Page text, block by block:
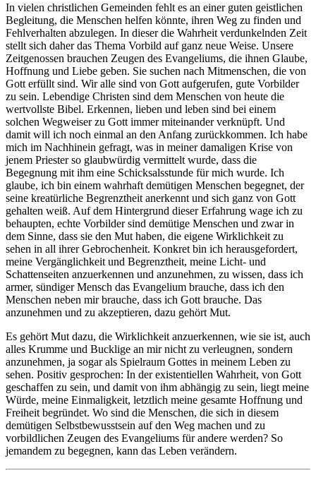
In vielen christlichen Gemeinden fehlt es an einer guten geistlichen
Begleitung, die Menschen helfen könnte, ihren Weg zu finden und
Fehlverhalten abzulegen. In dieser die Wahrheit verdunkelnden Zeit
stellt sich daher das Thema Vorbild auf ganz neue Weise. Unsere
Zeitgenossen brauchen Zeugen des Evangeliums, die ihnen Glaube,
Hoffnung und Liebe geben. Sie suchen nach Mitmenschen, die von
Gott erfüllt sind. Wir alle sind von Gott aufgerufen, gute Vorbilder
zu sein. Lebendige Christen sind dem Menschen von heute die
wertvollste Bibel. Erkennen, lieben und leben sind bei einem
solchen Wegweiser zu Gott immer miteinander verknüpft. Und
damit will ich noch einmal an den Anfang zurückkommen. Ich habe
mich im Nachhinein gefragt, was in meiner damaligen Krise von
jenem Priester so glaubwürdig vermittelt wurde, dass die
Begegnung mit ihm eine Schicksalsstunde für mich wurde. Ich
glaube, ich bin einem wahrhaft demütigen Menschen begegnet, der
seine kreatürliche Begrenztheit anerkennt und sich ganz von Gott
gehalten weiß. Auf dem Hintergrund dieser Erfahrung wage ich zu
behaupten, echte Vorbilder sind demütige Menschen und zwar in
dem Sinne, dass sie den Mut haben, die eigene Wirklichkeit zu
sehen in all ihrer Gebrochenheit. Konkret bin ich herausgefordert,
meine Vergänglichkeit und Begrenztheit, meine Licht- und
Schattenseiten anzuerkennen und anzunehmen, zu wissen, dass ich
armer, sündiger Mensch das Evangelium brauche, dass ich den
Menschen neben mir brauche, dass ich Gott brauche. Das
anzunehmen und zu akzeptieren, dazu gehört Mut.
Es gehört Mut dazu, die Wirklichkeit anzuerkennen, wie sie ist, auch
alles Krumme und Bucklige an mir nicht zu verleugnen, sondern
anzunehmen, ja sogar als Spielraum Gottes in meinem Leben zu
sehen. Positiv gesprochen: In der existentiellen Wahrheit, von Gott
geschaffen zu sein, und damit von ihm abhängig zu sein, liegt meine
Würde, meine Einmaligkeit, letztlich meine gesamte Hoffnung und
Freiheit begründet. Wo sind die Menschen, die sich in diesem
demütigen Selbstbewusstsein auf den Weg machen und zu
vorbildlichen Zeugen des Evangeliums für andere werden? So
jemandem zu begegnen, kann das Leben verändern.